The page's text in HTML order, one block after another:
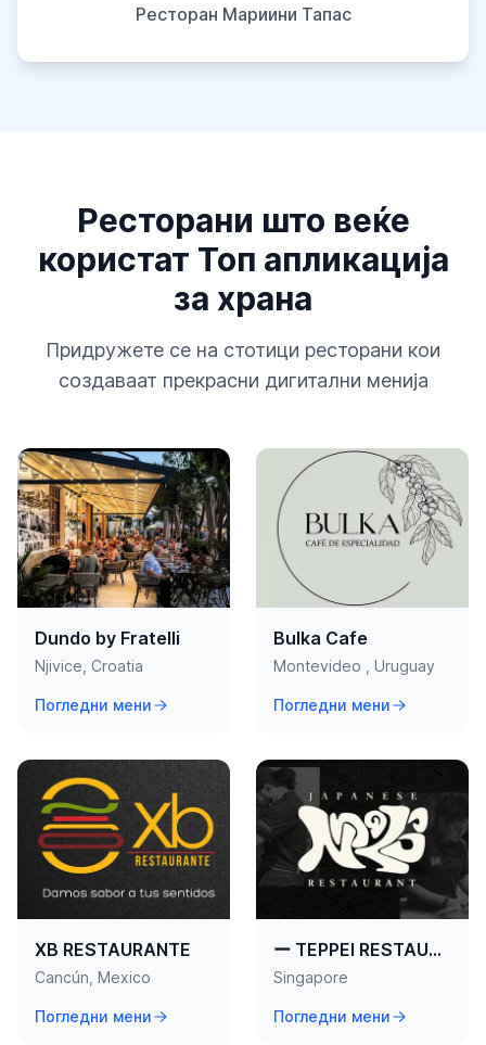
Ресторан Мариини Тапас
Ресторани што веќе
користат Топ апликација
за храна
Придружете се на стотици ресторани кои
создаваат прекрасни дигитални менија
Dundo by Fratelli
Njivice, Croatia
Погледни мени
Bulka Cafe
Montevideo , Uruguay
Погледни мени
XB RESTAURANTE
Cancún, Mexico
Погледни мени
ー TEPPEI RESTAURANT ー
Singapore
Погледни мени